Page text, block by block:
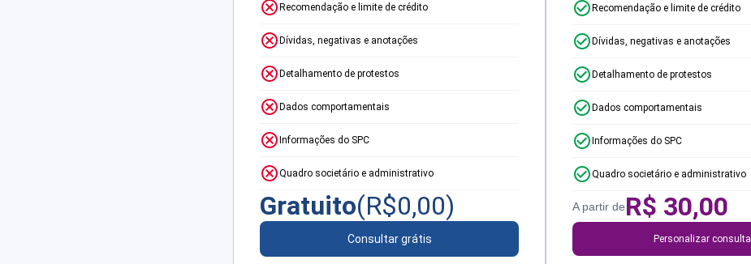
Recomendação e limite de crédito
Dívidas, negativas e anotações
Detalhamento de protestos
Dados comportamentais
Informações do SPC
Quadro societário e administrativo
Gratuito(R$0,00)
Consultar grátis
Recomendação e limite de crédito
Dívidas, negativas e anotações
Detalhamento de protestos
Dados comportamentais
Informações do SPC
Quadro societário e administrativo
A partir deR$ 30,00
Personalizar consulta